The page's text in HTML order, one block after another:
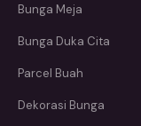
Bunga Meja
Bunga Duka Cita
Parcel Buah
Dekorasi Bunga